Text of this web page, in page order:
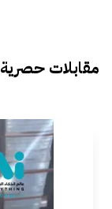
مقابلات حصرية